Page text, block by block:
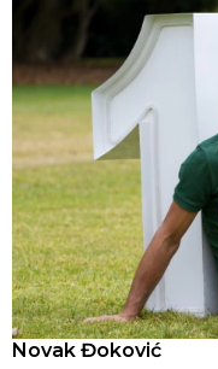
Novak Đoković